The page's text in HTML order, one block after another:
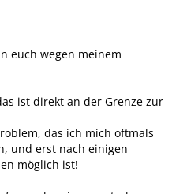
euch wegen meinem
ist direkt an der Grenze zur
das ich mich oftmals
und erst nach einigen
möglich ist!